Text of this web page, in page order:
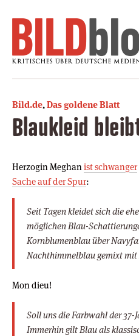
Bild.de,Das goldene Blatt
Blaukleid
Herzogin Meghan ist schwanger
Sache auf der Spur:
Seit Tagen kleidet sich die
möglichen Blau-
Kornblumenblau über
Nachthimmelblau gemixt mit
Mon dieu!
Soll uns die Farbwahl der
Immerhin gilt Blau als